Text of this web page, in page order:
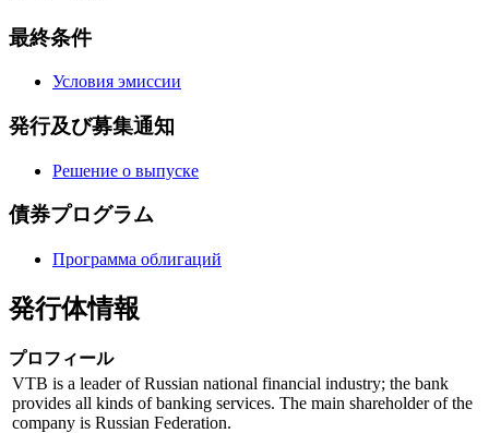
最終条件
Условия эмиссии
発行及び募集通知
Решение о выпуске
債券プログラム
Программа облигаций
発行体情報
プロフィール
VTB is a leader of Russian national financial industry; the bank
provides all kinds of banking services. The main shareholder of the
company is Russian Federation.